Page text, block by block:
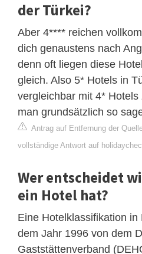
der Türkei?
Aber 4**** reichen
dich genaustens nach
denn oft liegen diese
gleich. Also 5* Hotels in
vergleichbar mit 4*
man grundsätzlich so
Antrag auf Entfernung der
vollständige Antwort auf
Wer entscheidet
ein Hotel hat?
Eine Hotelklassifikation
dem Jahr 1996 von dem
Gaststättenverband